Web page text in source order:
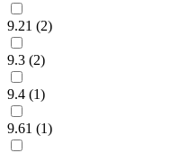
9.21 (2)
9.3 (2)
9.4 (1)
9.61 (1)